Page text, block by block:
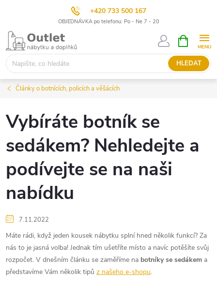
+420 733 500 167
OBJEDNÁVKA po telefonu: Po - Ne 7 - 20
Přejít
obsah
HLEDAT
NÁKUPNÍ
KOŠÍK
Články o botnících, policích a věšácích
Vybíráte botník se
sedákem? Nehledejte a
podívejte se na naši
nabídku
7.11.2022
Máte rádi, když jeden kousek nábytku splní hned několik funkcí? Za
nás to je jasná volba! Jednak tím ušetříte místo a navíc potěšíte svůj
rozpočet. V dnešním článku se zaměříme na botníky se sedákem a
představíme Vám několik tipů z našeho e-shopu.